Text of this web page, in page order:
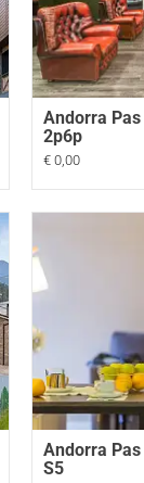
Andorra
2p6p
€ 0,00
Andorra
S5